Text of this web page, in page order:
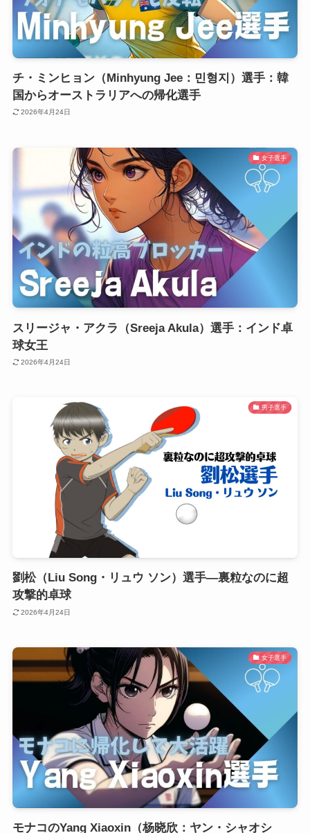
チ・ミンヒョン（Minhyung Jee：민형지）選手：韓
国からオーストラリアへの帰化選手
2026年4月24日
女子選手
スリージャ・アクラ（Sreeja Akula）選手：インド卓
球女王
2026年4月24日
男子選手
劉松（Liu Song・リュウ ソン）選手―裏粒なのに超
攻撃的卓球
2026年4月24日
女子選手
モナコのYang Xiaoxin（杨晓欣：ヤン・シャオシ